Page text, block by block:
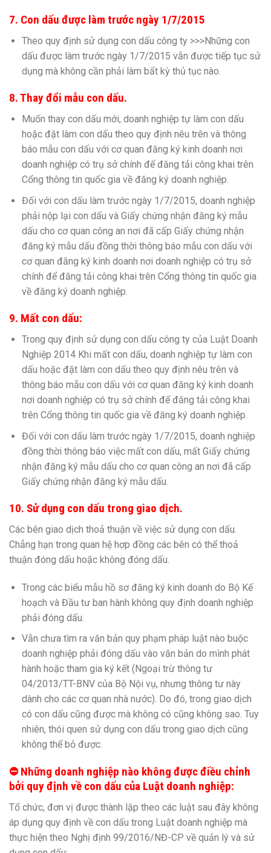
7. Con dấu được làm trước ngày 1/7/2015
Theo quy định sử dụng con dấu công ty >>>Những con
dấu được làm trước ngày 1/7/2015 vẫn được tiếp tục sử
dụng mà không cần phải làm bất kỳ thủ tục nào.
8. Thay đổi mẫu con dấu.
Muốn thay con dấu mới, doanh nghiệp tự làm con dấu
hoặc đặt làm con dấu theo quy định nêu trên và thông
báo mẫu con dấu với cơ quan đăng ký kinh doanh nơi
doanh nghiệp có trụ sở chính để đăng tải công khai trên
Cổng thông tin quốc gia về đăng ký doanh nghiệp.
Đối với con dấu làm trước ngày 1/7/2015, doanh nghiệp
phải nộp lại con dấu và Giấy chứng nhận đăng ký mẫu
dấu cho cơ quan công an nơi đã cấp Giấy chứng nhận
đăng ký mẫu dấu đồng thời thông báo mẫu con dấu với
cơ quan đăng ký kinh doanh nơi doanh nghiệp có trụ sở
chính để đăng tải công khai trên Cổng thông tin quốc gia
về đăng ký doanh nghiệp.
9. Mất con dấu:
Trong quy định sử dụng con dấu công ty của Luật Doanh
Nghiệp 2014 Khi mất con dấu, doanh nghiệp tự làm con
dấu hoặc đặt làm con dấu theo quy định nêu trên và
thông báo mẫu con dấu với cơ quan đăng ký kinh doanh
nơi doanh nghiệp có trụ sở chính để đăng tải công khai
trên Cổng thông tin quốc gia về đăng ký doanh nghiệp.
Đối với con dấu làm trước ngày 1/7/2015, doanh nghiệp
đồng thời thông báo việc mất con dấu, mất Giấy chứng
nhận đăng ký mẫu dấu cho cơ quan công an nơi đã cấp
Giấy chứng nhận đăng ký mẫu dấu.
10. Sử dụng con dấu trong giao dịch.
Các bên giao dịch thoả thuận về việc sử dụng con dấu.
Chẳng hạn trong quan hệ hợp đồng các bên có thể thoả
thuận đóng dấu hoặc không đóng dấu.
Trong các biểu mẫu hồ sơ đăng ký kinh doanh do Bộ Kế
hoạch và Đầu tư ban hành không quy định doanh nghiệp
phải đóng dấu.
Vẫn chưa tìm ra văn bản quy phạm pháp luật nào buộc
doanh nghiệp phải đóng dấu vào văn bản do mình phát
hành hoặc tham gia ký kết (Ngoại trừ thông tư
04/2013/TT-BNV của Bộ Nội vụ, nhưng thông tư này
dành cho các cơ quan nhà nước). Do đó, trong giao dịch
có con dấu cũng được mà không có cũng không sao. Tuy
nhiên, thói quen sử dụng con dấu trong giao dịch cũng
không thể bỏ được.
⛔️ Những doanh nghiệp nào không được điều chỉnh
bởi quy định về con dấu của Luật doanh nghiệp:
Tổ chức, đơn vị được thành lập theo các luật sau đây không
áp dụng quy định về con dấu trong Luật doanh nghiệp mà
thực hiện theo Nghị định 99/2016/NĐ-CP về quản lý và sử